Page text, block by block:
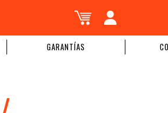
GARANTÍAS